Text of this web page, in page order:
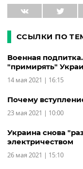
ССЫЛКИ ПО
Военная
"примирять"
14 мая 2021 | 16:15
Почему
23 мая 2021 | 10:00
Украина снова
электричеством
26 мая 2021 | 15:10